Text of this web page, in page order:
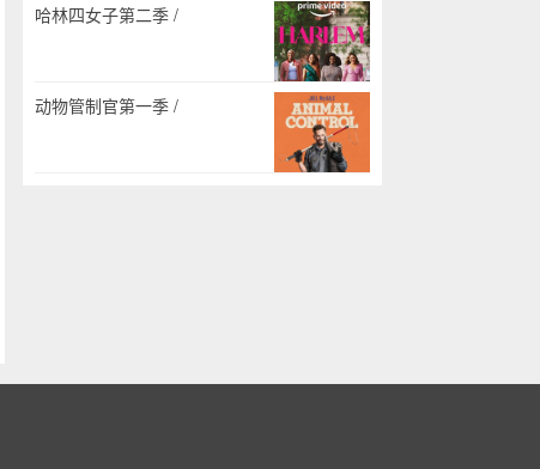
哈林四女子第二季 /
动物管制官第一季 /